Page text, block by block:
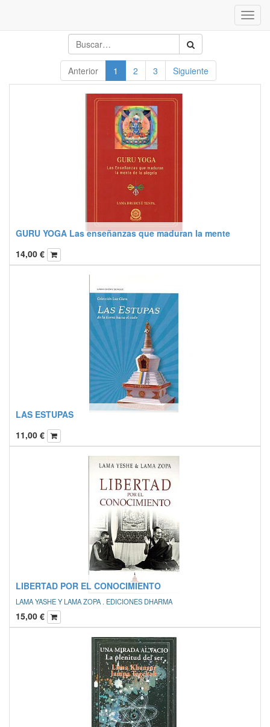
Anterior 1 2 3 Siguiente
GURU YOGA Las enseñanzas que maduran la mente
14,00 €
LAS ESTUPAS
11,00 €
LIBERTAD POR EL CONOCIMIENTO
LAMA YASHE Y LAMA ZOPA . EDICIONES DHARMA
15,00 €